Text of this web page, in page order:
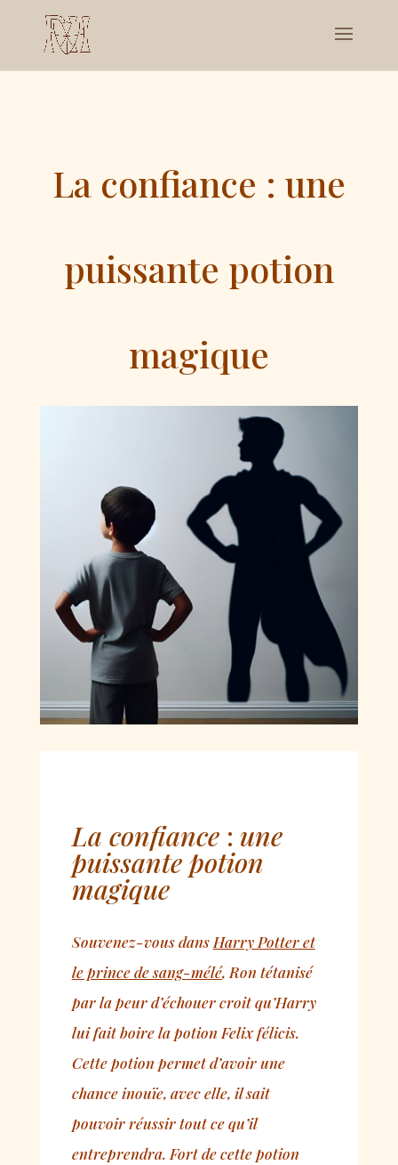
La confiance : une
puissante potion
magique
La confiance : une
puissante potion
magique
Souvenez-vous dans Harry Potter et
le prince de sang-mélé, Ron tétanisé
par la peur d’échouer croit qu’Harry
lui fait boire la potion Felix félicis.
Cette potion permet d’avoir une
chance inouïe, avec elle, il sait
pouvoir réussir tout ce qu’il
entreprendra. Fort de cette potion